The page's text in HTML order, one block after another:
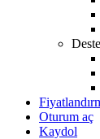
Oturum aç
Kaydol